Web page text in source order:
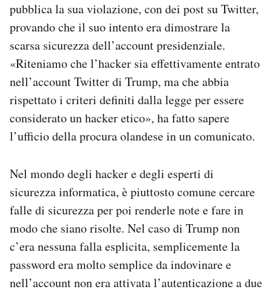
pubblica la sua violazione, con dei post su Twitter,
provando che il suo intento era dimostrare la
scarsa sicurezza dell’account presidenziale.
«Riteniamo che l’hacker sia effettivamente entrato
nell’account Twitter di Trump, ma che abbia
rispettato i criteri definiti dalla legge per essere
considerato un hacker etico», ha fatto sapere
l’ufficio della procura olandese in un comunicato.
Nel mondo degli hacker e degli esperti di
sicurezza informatica, è piuttosto comune cercare
falle di sicurezza per poi renderle note e fare in
modo che siano risolte. Nel caso di Trump non
c’era nessuna falla esplicita, semplicemente la
password era molto semplice da indovinare e
nell’account non era attivata l’autenticazione a due